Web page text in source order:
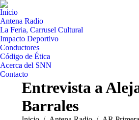
Inicio
Antena Radio
La Feria, Carrusel Cultural
Impacto Deportivo
Conductores
Código de Ética
Acerca del SNN
Contacto
Entrevista a
Barrales